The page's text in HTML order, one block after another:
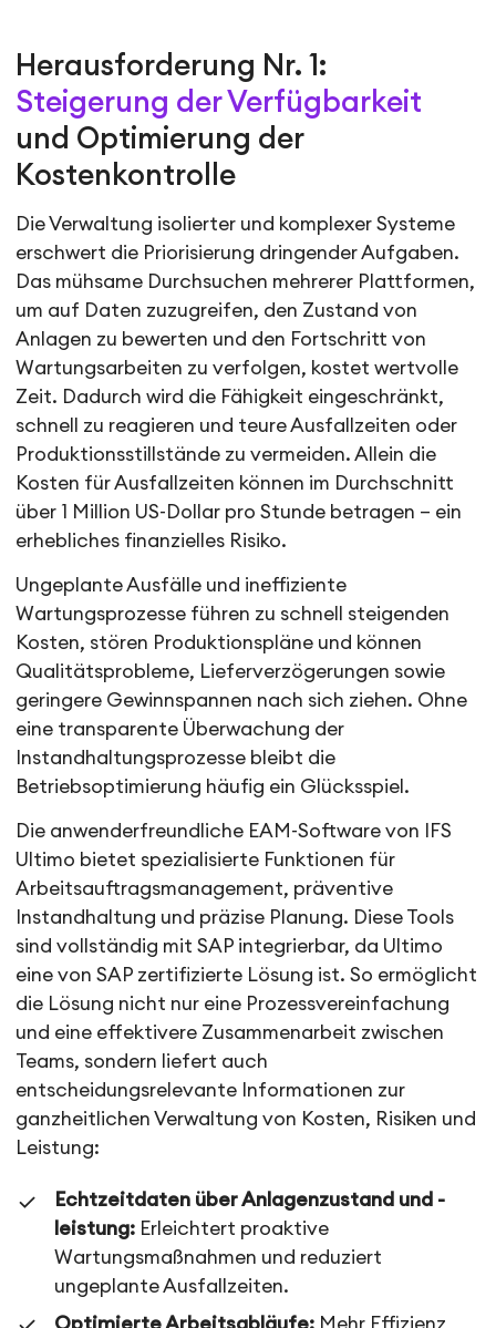
Herausforderung Nr. 1:
Steigerung der Verfügbarkeit
und Optimierung der
Kostenkontrolle
Die Verwaltung isolierter und komplexer Systeme
erschwert die Priorisierung dringender Aufgaben.
Das mühsame Durchsuchen mehrerer Plattformen,
um auf Daten zuzugreifen, den Zustand von
Anlagen zu bewerten und den Fortschritt von
Wartungsarbeiten zu verfolgen, kostet wertvolle
Zeit. Dadurch wird die Fähigkeit eingeschränkt,
schnell zu reagieren und teure Ausfallzeiten oder
Produktionsstillstände zu vermeiden. Allein die
Kosten für Ausfallzeiten können im Durchschnitt
über 1 Million US-Dollar pro Stunde betragen – ein
erhebliches finanzielles Risiko.
Ungeplante Ausfälle und ineffiziente
Wartungsprozesse führen zu schnell steigenden
Kosten, stören Produktionspläne und können
Qualitätsprobleme, Lieferverzögerungen sowie
geringere Gewinnspannen nach sich ziehen. Ohne
eine transparente Überwachung der
Instandhaltungsprozesse bleibt die
Betriebsoptimierung häufig ein Glücksspiel.
Die anwenderfreundliche EAM-Software von IFS
Ultimo bietet spezialisierte Funktionen für
Arbeitsauftragsmanagement, präventive
Instandhaltung und präzise Planung. Diese Tools
sind vollständig mit SAP integrierbar, da Ultimo
eine von SAP zertifizierte Lösung ist. So ermöglicht
die Lösung nicht nur eine Prozessvereinfachung
und eine effektivere Zusammenarbeit zwischen
Teams, sondern liefert auch
entscheidungsrelevante Informationen zur
ganzheitlichen Verwaltung von Kosten, Risiken und
Leistung:
Echtzeitdaten über Anlagenzustand und -
leistung: Erleichtert proaktive
Wartungsmaßnahmen und reduziert
ungeplante Ausfallzeiten.
Optimierte Arbeitsabläufe: Mehr Effizienz